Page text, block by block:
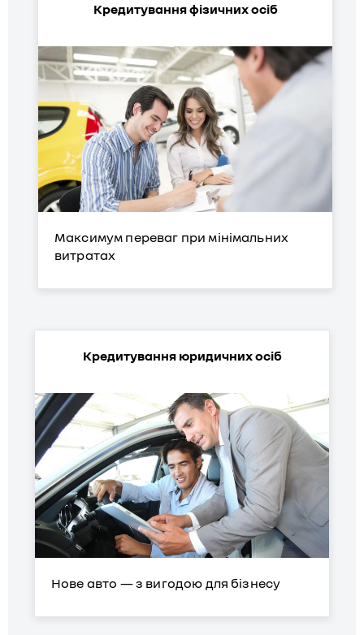
Кредитування фізичних осіб
Максимум переваг при мінімальних
витратах
Кредитування юридичних осіб
Нове авто — з вигодою для бізнесу